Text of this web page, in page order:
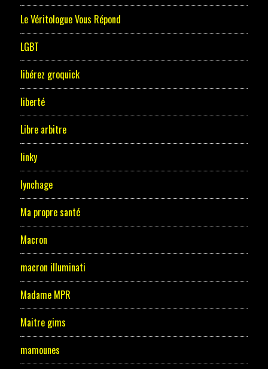
Le Véritologue Vous Répond
LGBT
libérez groquick
liberté
Libre arbitre
linky
lynchage
Ma propre santé
Macron
macron illuminati
Madame MPR
Maitre gims
mamounes